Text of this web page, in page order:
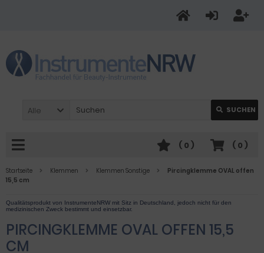
Alle SUCHEN
( 0 )
( 0 )
Startseite Klemmen Klemmen Sonstige
Pircingklemme OVAL offen
15,5 cm
PIRCINGKLEMME OVAL OFFEN 15,5
CM